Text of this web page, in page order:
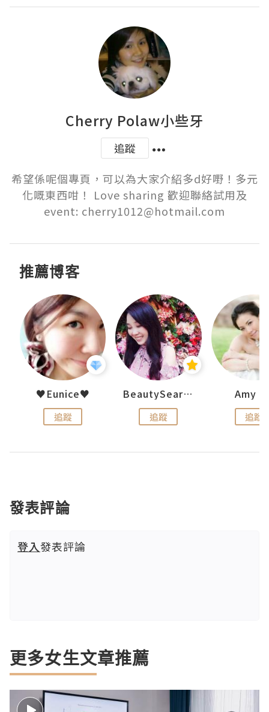
Cherry Polaw小些牙
追蹤
希望係呢個專頁，可以為大家介紹多d好嘢！多元
化嘅東西咁！ Love sharing 歡迎聯絡試用及
event: cherry1012@hotmail.com
推薦博客
♥Eunice♥
追蹤
BeautySearch
追蹤
Amy
追蹤
發表評論
登入發表評論
更多女生文章推薦